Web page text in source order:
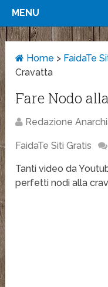
MENU
Home > FaidaTe
Cravatta
Fare Nodo
Redazione
FaidaTe Siti Gratis
Tanti video da
perfetti nodi alla